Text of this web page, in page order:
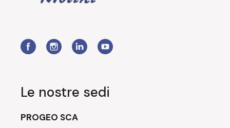
Le nostre sedi
PROGEO SCA